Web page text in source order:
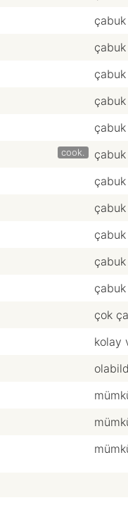
çabuk
çabuk
cook.
çabuk
çabuk
çabuk
çabuk
çok
kolay